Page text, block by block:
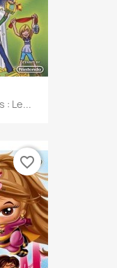
: Le...
favorite_border